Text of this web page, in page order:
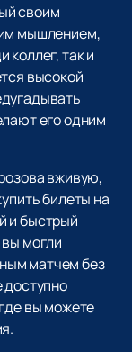
своим
мышлением,
коллег, так и
высокой
его одним
вживую,
билеты на
и быстрый
могли
матчем без
доступно
вы можете